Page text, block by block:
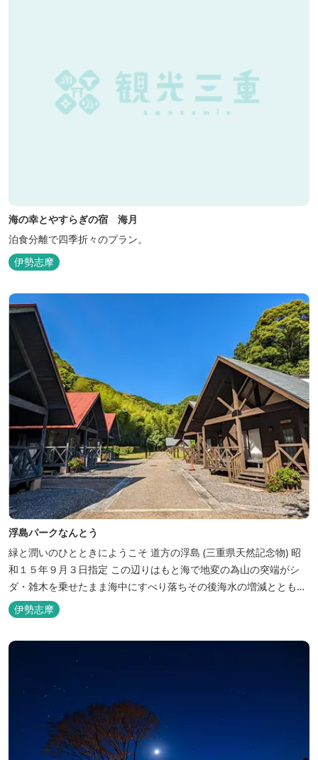
海の幸とやすらぎの宿 海月
泊食分離で四季折々のプラン。
伊勢志摩
浮島パークなんとう
緑と潤いのひとときにようこそ ​道方の浮島 (三重県天然記念物) 昭
和１５年９月３日指定 この辺りはもと海で地変の為山の突端がシ
ダ・雑木を乗せたまま海中にすべり落ちその後海水の増減とともに
浮き沈みするようになったと伝えられています。 周辺は浮島を廻る
散策路が設けられ、また海岸線が一望できる展望塔へと続く遊歩道
もあり自然と親しむ見どころがあります。 ご家族連れで気軽にご利
伊勢志摩